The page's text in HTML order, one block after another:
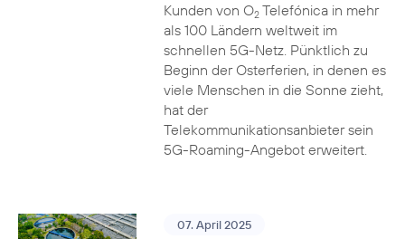
Kunden von O2Telefónica in mehr
als 100 Ländern weltweit im
schnellen 5G-Netz. Pünktlich zu
Beginn der Osterferien, in denen es
viele Menschen in die Sonne zieht,
hat der
Telekommunikationsanbieter sein
5G-Roaming-Angebot erweitert.
07. April 2025